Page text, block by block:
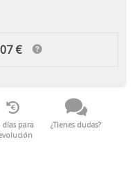
€
días para
¿Tienes dudas?